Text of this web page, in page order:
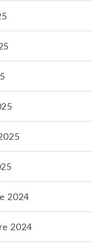
2024
2024